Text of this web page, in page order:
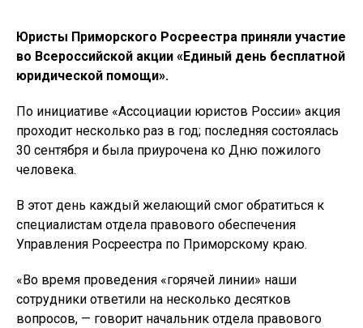
Юристы Приморского Росреестра приняли участие
во Всероссийской акции «Единый день бесплатной
юридической помощи».
По инициативе «Ассоциации юристов России» акция
проходит несколько раз в год; последняя состоялась
30 сентября и была приурочена ко Дню пожилого
человека.
В этот день каждый желающий смог обратиться к
специалистам отдела правового обеспечения
Управления Росреестра по Приморскому краю.
«Во время проведения «горячей линии» наши
сотрудники ответили на несколько десятков
вопросов, — говорит начальник отдела правового